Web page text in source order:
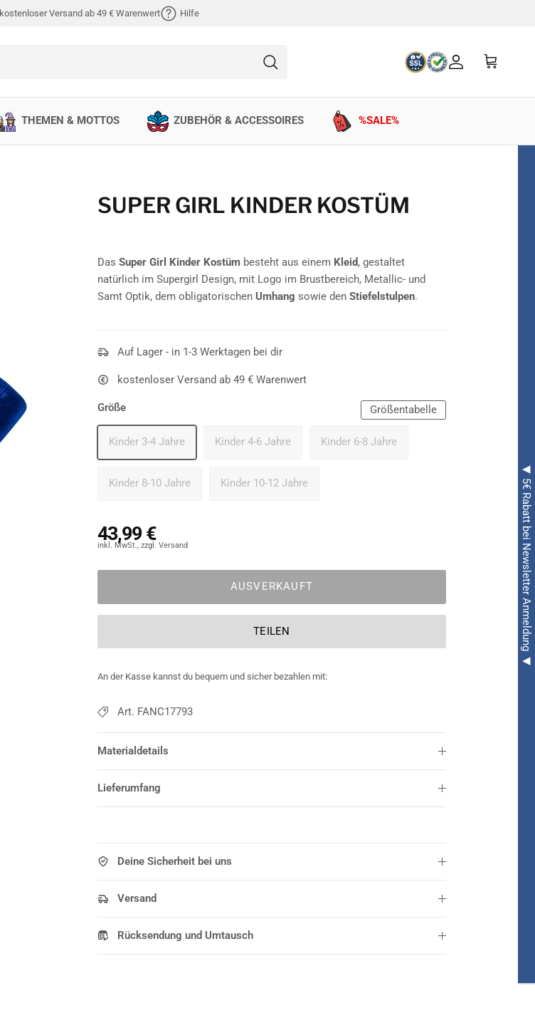
kostenloser Versand ab 49 € Warenwert Hilfe
Suchen
THEMEN & MOTTOS ZUBEHÖR & ACCESSOIRES %SALE%
◀ 5€ Rabatt bei Newsletter Anmeldung ◀
SUPER GIRL KINDER KOSTÜM
Das Super Girl Kinder Kostümbesteht aus einem Kleid, gestaltet
natürlich im Supergirl Design, mit Logo im Brustbereich, Metallic- und
Samt Optik, dem obligatorischen Umhang sowie den Stiefelstulpen.
Auf Lager - in 1-3 Werktagen bei dir
kostenloser Versand ab 49 € Warenwert
Größe Größentabelle
Kinder 3-4 Jahre Kinder 4-6 Jahre Kinder 6-8 Jahre
Kinder 8-10 Jahre Kinder 10-12 Jahre
43,99 €
AUSVERKAUFT
TEILEN
An der Kasse kannst du bequem und sicher bezahlen mit:
Art. FANC17793
Materialdetails
Lieferumfang
Deine Sicherheit bei uns
Versand
Rücksendung und Umtausch